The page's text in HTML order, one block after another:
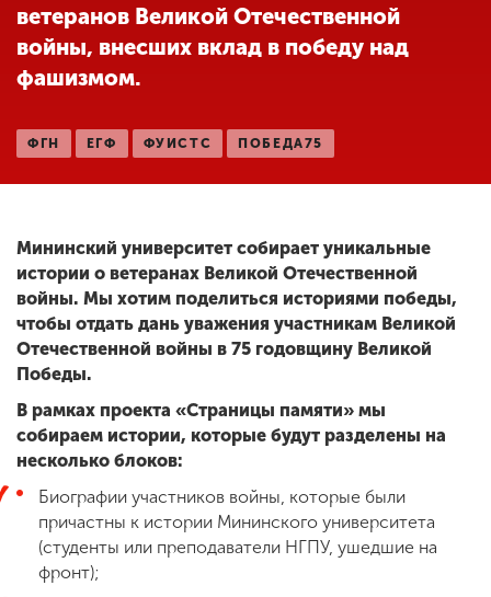
Другие виды
деятельности
Сведения об
ENG SPN CHI
Приемная
комиссия
+7 (831) 262-26-20
ветеранов Великой Отечественной
войны, внесших вклад в победу над
фашизмом.
ФГН ЕГФ ФУИСТС ПОБЕДА75
Мининский университет собирает уникальные
истории о ветеранах Великой Отечественной
войны. Мы хотим поделиться историями победы,
чтобы отдать дань уважения участникам Великой
Отечественной войны в 75 годовщину Великой
Победы.
В рамках проекта «Страницы памяти» мы
собираем истории, которые будут разделены на
несколько блоков:
Биографии участников войны, которые были
причастны к истории Мининского университета
(студенты или преподаватели НГПУ, ушедшие на
фронт);